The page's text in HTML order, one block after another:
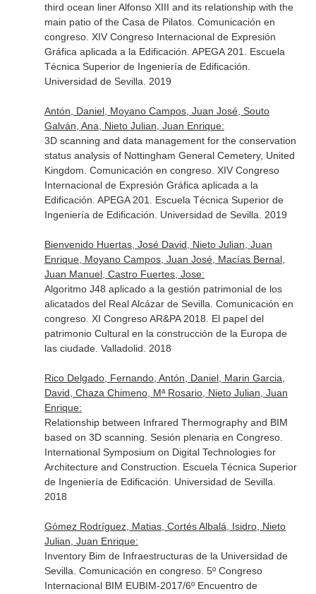
third ocean liner Alfonso XIII and its relationship with the
main patio of the Casa de Pilatos. Comunicación en
congreso. XIV Congreso Internacional de Expresión
Gráfica aplicada a la Edificación. APEGA 201. Escuela
Técnica Superior de Ingeniería de Edificación.
Universidad de Sevilla. 2019
Antón, Daniel, Moyano Campos, Juan José, Souto
Galván, Ana, Nieto Julian, Juan Enrique:
3D scanning and data management for the conservation
status analysis of Nottingham General Cemetery, United
Kingdom. Comunicación en congreso. XIV Congreso
Internacional de Expresión Gráfica aplicada a la
Edificación. APEGA 201. Escuela Técnica Superior de
Ingeniería de Edificación. Universidad de Sevilla. 2019
Bienvenido Huertas, José David, Nieto Julian, Juan
Enrique, Moyano Campos, Juan José, Macías Bernal,
Juan Manuel, Castro Fuertes, Jose:
Algoritmo J48 aplicado a la gestión patrimonial de los
alicatados del Real Alcázar de Sevilla. Comunicación en
congreso. XI Congreso AR&PA 2018. El papel del
patrimonio Cultural en la construcción de la Europa de
las ciudade. Valladolid. 2018
Rico Delgado, Fernando, Antón, Daniel, Marin Garcia,
David, Chaza Chimeno, Mª Rosario, Nieto Julian, Juan
Enrique:
Relationship between Infrared Thermography and BIM
based on 3D scanning. Sesión plenaria en Congreso.
International Symposium on Digital Technologies for
Architecture and Construction. Escuela Técnica Superior
de Ingeniería de Edificación. Universidad de Sevilla.
2018
Gómez Rodríguez, Matias, Cortés Albalá, Isidro, Nieto
Julian, Juan Enrique:
Inventory Bim de Infraestructuras de la Universidad de
Sevilla. Comunicación en congreso. 5º Congreso
Internacional BIM EUBIM-2017/6º Encuentro de